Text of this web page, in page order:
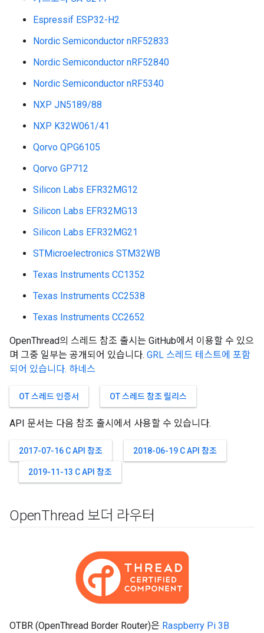
Espressif ESP32-H2
Nordic Semiconductor nRF52833
Nordic Semiconductor nRF52840
Nordic Semiconductor nRF5340
NXP JN5189/88
NXP K32W061/41
Qorvo QPG6105
Qorvo GP712
Silicon Labs EFR32MG12
Silicon Labs EFR32MG13
Silicon Labs EFR32MG21
STMicroelectronics STM32WB
Texas Instruments CC1352
Texas Instruments CC2538
Texas Instruments CC2652
OpenThread의 스레드 참조 출시는 GitHub에서 이용할 수 있으
며 그중 일부는 공개되어 있습니다. GRL 스레드 테스트에 포함
되어 있습니다. 하네스
OT 스레드 인증서 OT 스레드 참조 릴리스
API 문서는 다음 참조 출시에서 사용할 수 있습니다.
2017-07-16 C API 참조 2018-06-19 C API 참조
2019-11-13 C API 참조
OpenThread 보더 라우터
OTBR (OpenThread Border Router)은 Raspberry Pi 3B